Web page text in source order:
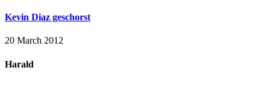
Kevin Diaz geschorst
20 March 2012
Harald